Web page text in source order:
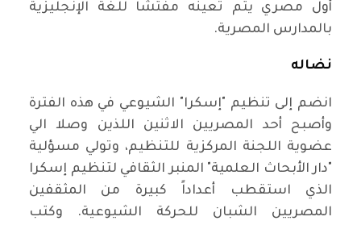
أول مصري يتم تعينه مفتشا للغة الإنجليزية
بالمدارس المصرية.
نضاله
انضم إلى تنظيم "إسكرا" الشيوعي في هذه الفترة
وأصبح أحد المصريين الاثنين اللذين وصلا الي
عضوية اللجنة المركزية للتنظيم، وتولي مسؤلية
"دار الأبحاث العلمية" المنبر الثقافي لتنظيم إسكرا
الذي استقطب أعداداً كبيرة من المثقفين
المصريين الشبان للحركة الشيوعية. وكتب